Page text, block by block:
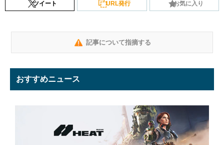
ツイート URL発行 お気に入り
記事について指摘する
おすすめニュース